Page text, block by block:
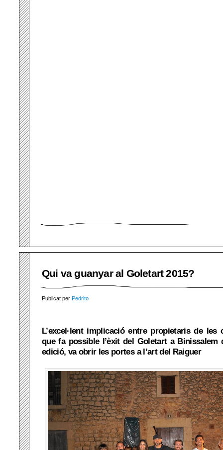
Qui va guanyar al Goletart 2015?
Publicat per Pedrito
L’excel·lent implicació entre propietaris de
que fa possible l’èxit del Goletart a Binissalem
edició, va obrir les portes a l’art del Raiguer